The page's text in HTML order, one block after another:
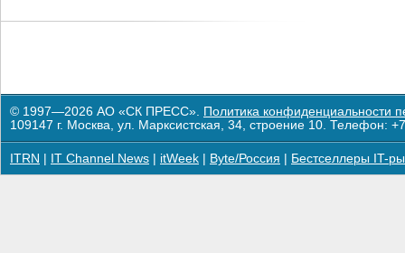
© 1997—2026 АО «СК ПРЕСС». Политика конфиденциальности
109147 г. Москва, ул. Марксистская, 34, строение 10. Телефон:
ITRN IT Channel News itWeek Byte/Россия Бестселлеры IT-